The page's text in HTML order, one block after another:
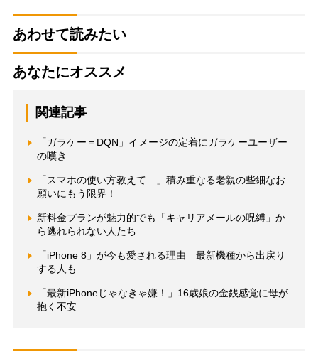
あわせて読みたい
あなたにオススメ
関連記事
「ガラケー＝DQN」イメージの定着にガラケーユーザー
の嘆き
「スマホの使い方教えて…」積み重なる老親の些細なお
願いにもう限界！
新料金プランが魅力的でも「キャリアメールの呪縛」か
ら逃れられない人たち
「iPhone 8」が今も愛される理由 最新機種から出戻り
する人も
「最新iPhoneじゃなきゃ嫌！」16歳娘の金銭感覚に母が
抱く不安